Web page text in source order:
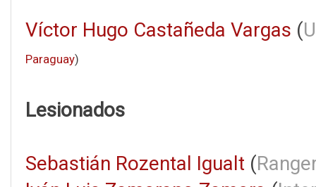
Víctor Hugo Castañeda Vargas (
Paraguay)
Lesionados
Sebastián Rozental Igualt (